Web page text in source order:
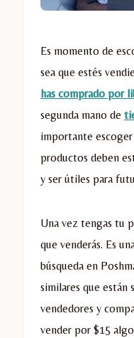
Es momento de
sea que estés
has comprado por
segunda mano de
importante escoger
productos deben
y ser útiles para
Una vez tengas tu
que venderás. Es
búsqueda en
similares que
vendedores y
vender por $15